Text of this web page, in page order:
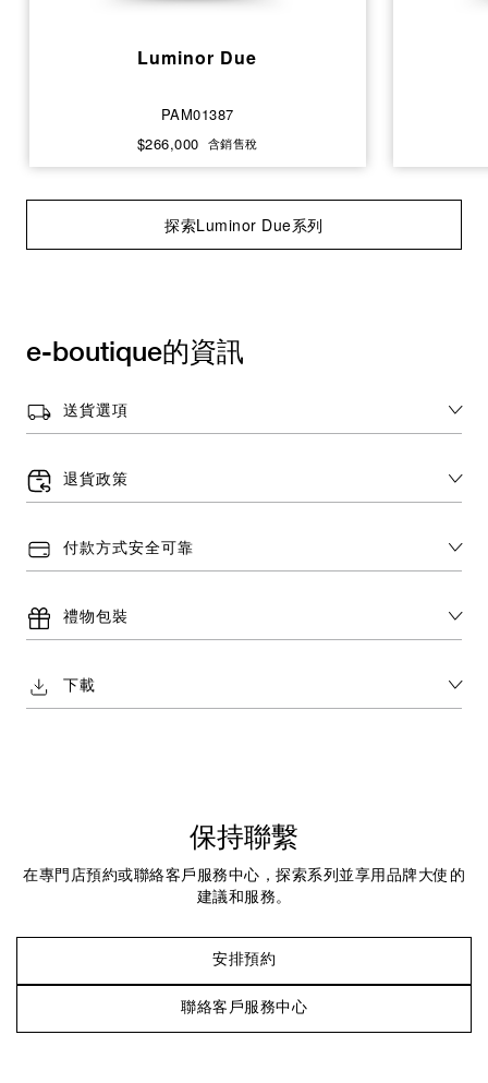
Luminor Due
PAM01387
$266,000 含銷售稅
探索Luminor Due系列
e-boutique的資訊
送貨選項
退貨政策
付款方式安全可靠
禮物包裝
下載
保持聯繫
在專門店預約或聯絡客戶服務中心，探索系列並享用品牌大使的
建議和服務。
安排預約
聯絡客戶服務中心